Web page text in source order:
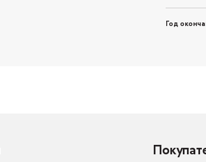
Год